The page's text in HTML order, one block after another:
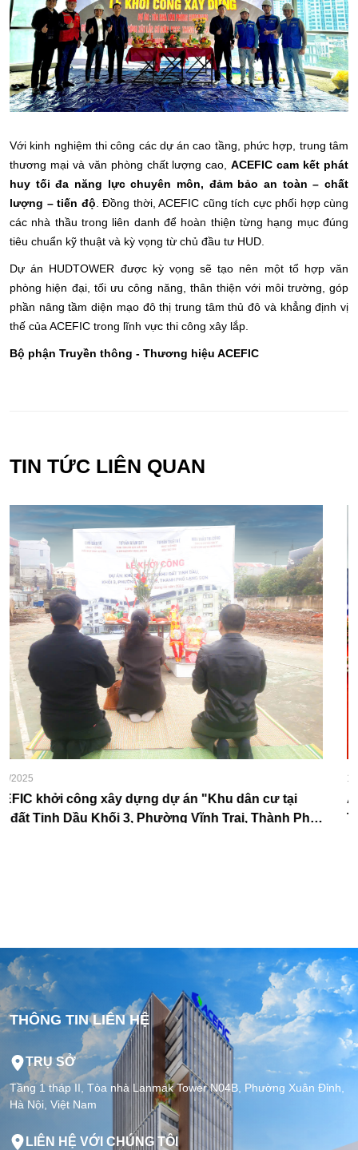
Với kinh nghiệm thi công các dự án cao tầng, phức hợp, trung tâm
thương mại và văn phòng chất lượng cao,ACEFIC cam kết phát
huy tối đa năng lực chuyên môn, đảm bảo an toàn – chất
lượng – tiến độ. Đồng thời, ACEFIC cũng tích cực phối hợp cùng
các nhà thầu trong liên danh để hoàn thiện từng hạng mục đúng
tiêu chuẩn kỹ thuật và kỳ vọng từ chủ đầu tư HUD.
Dự án HUDTOWER được kỳ vọng sẽ tạo nên một tổ hợp văn
phòng hiện đại, tối ưu công năng, thân thiện với môi trường, góp
phần nâng tầm diện mạo đô thị trung tâm thủ đô và khẳng định vị
thế của ACEFIC trong lĩnh vực thi công xây lắp.
Bộ phận Truyền thông - Thương hiệu ACEFIC
TIN TỨC LIÊN QUAN
ACEFIC HOÀN THÀNH CẤT NÓC DỰ ÁN FPT
TRƯỚC TIẾN ĐỘ – KHẲNG ĐỊNH UY TÍN TỔNG
THÔNG TIN LIÊN HỆ
TRỤ SỞ
Tầng 1 tháp II, Tòa nhà Lanmak Tower N04B, Phường Xuân Đỉnh,
Hà Nội, Việt Nam
LIÊN HỆ VỚI CHÚNG TÔI